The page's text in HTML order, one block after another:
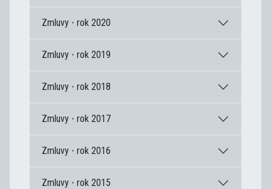
Zmluvy - rok 2020
Zmluvy - rok 2019
Zmluvy - rok 2018
Zmluvy - rok 2017
Zmluvy - rok 2016
Zmluvy - rok 2015